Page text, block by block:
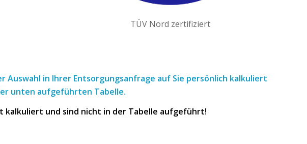
TÜV Nord zertifiziert
Auswahl in Ihrer Entsorgungsanfrage auf Sie persönlich kalkuliert
unten aufgeführten Tabelle.
kalkuliert und sind nicht in der Tabelle aufgeführt!